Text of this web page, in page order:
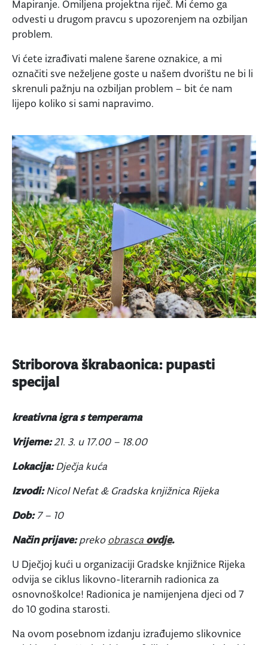
Mapiranje. Omiljena projektna riječ. Mi ćemo ga
odvesti u drugom pravcu s upozorenjem na ozbiljan
problem.
Vi ćete izrađivati malene šarene oznakice, a mi
označiti sve neželjene goste u našem dvorištu ne bi li
skrenuli pažnju na ozbiljan problem – bit će nam
lijepo koliko si sami napravimo.
Striborova škrabaonica: pupasti
specijal
kreativna igra s temperama
Vrijeme:21. 3. u 17.00 – 18.00
Lokacija:Dječja kuća
Izvodi:Nicol Nefat & Gradska knjižnica Rijeka
Dob:7 – 10
Način prijave:prekoobrasca ovdje.
U Dječjoj kući u organizaciji Gradske knjižnice Rijeka
odvija se ciklus likovno-literarnih radionica za
osnovnoškolce! Radionica je namijenjena djeci od 7
do 10 godina starosti.
Na ovom posebnom izdanju izrađujemo slikovnice